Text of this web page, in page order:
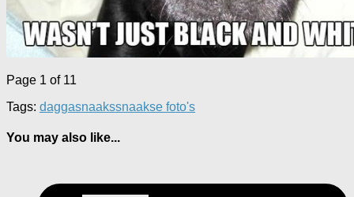
Page 1 of 11
Tags: daggasnaakssnaakse foto's
You may also like...